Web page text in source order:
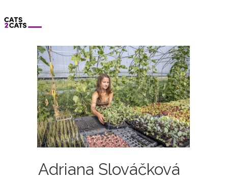
Adriana Slováčková